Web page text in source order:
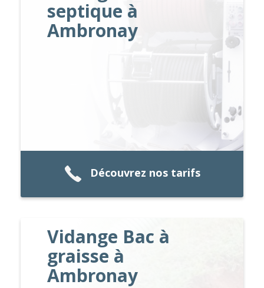
septique à
Ambronay
Découvrez nos tarifs
Vidange Bac à
graisse à
Ambronay